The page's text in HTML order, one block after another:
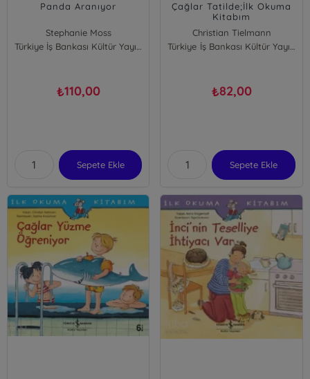
Panda Aranıyor
Stephanie Moss
Türkiye İş Bankası Kültür Yayınları
₺110,00
Sepete Ekle
Çağlar Tatilde;İlk Okuma
Kitabım
Christian Tielmann
Türkiye İş Bankası Kültür Yayınları
₺82,00
Sepete Ekle